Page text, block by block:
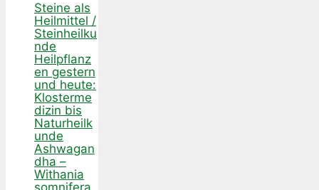
Steine als
Heilmittel /
Steinheilku
nde
Heilpflanz
en gestern
und heute:
Klosterme
dizin bis
Naturheilk
unde
Ashwagan
dha –
Withania